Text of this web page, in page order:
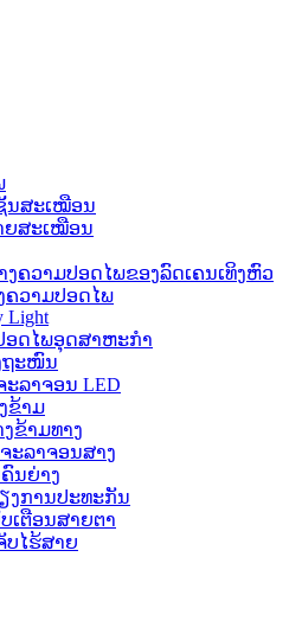
ນສະເໝືອນ
ຍສະເໝືອນ
ຄວາມປອດໄພຂອງລົດເຄນເທິງຫົວ
ຄວາມປອດໄພ
Light
ອດໄພອຸດສາຫະກໍາ
ຖະໜົນ
ລາຈອນ LED
ຂ້າມ
ຂ້າມທາງ
ະລາຈອນສາງ
ນຍ່າງ
ງການປະທະກັນ
ເຕືອນສາຍຕາ
ບໄຮ້ສາຍ